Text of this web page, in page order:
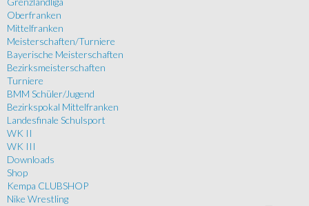
Oberfranken
Mittelfranken
Meisterschaften/Turniere
Bayerische Meisterschaften
Bezirksmeisterschaften
Turniere
BMM Schüler/Jugend
Bezirkspokal Mittelfranken
Landesfinale Schulsport
WK II
WK III
Downloads
Shop
Kempa CLUBSHOP
Nike Wrestling